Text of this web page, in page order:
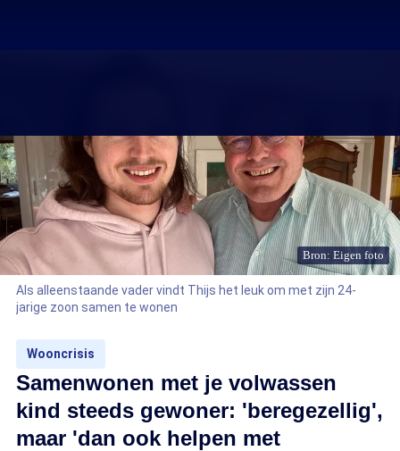
Bron: Eigen foto
Als alleenstaande vader vindt Thijs het leuk om met zijn 24-
jarige zoon samen te wonen
Wooncrisis
Samenwonen met je volwassen
kind steeds gewoner: 'beregezellig',
maar 'dan ook helpen met